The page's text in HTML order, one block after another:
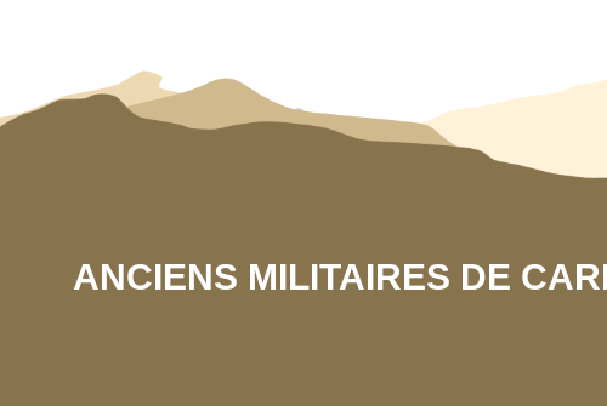
ANCIENS MILITAIRES DE